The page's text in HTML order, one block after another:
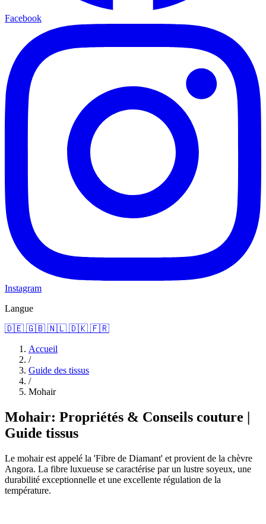
Facebook
Instagram
Langue
🇩🇪 🇬🇧 🇳🇱 🇩🇰 🇫🇷
Accueil
/
Guide des tissus
/
Mohair
Mohair: Propriétés & Conseils couture |
Guide tissus
Le mohair est appelé la 'Fibre de Diamant' et provient de la chèvre
Angora. La fibre luxueuse se caractérise par un lustre soyeux, une
durabilité exceptionnelle et une excellente régulation de la
température.